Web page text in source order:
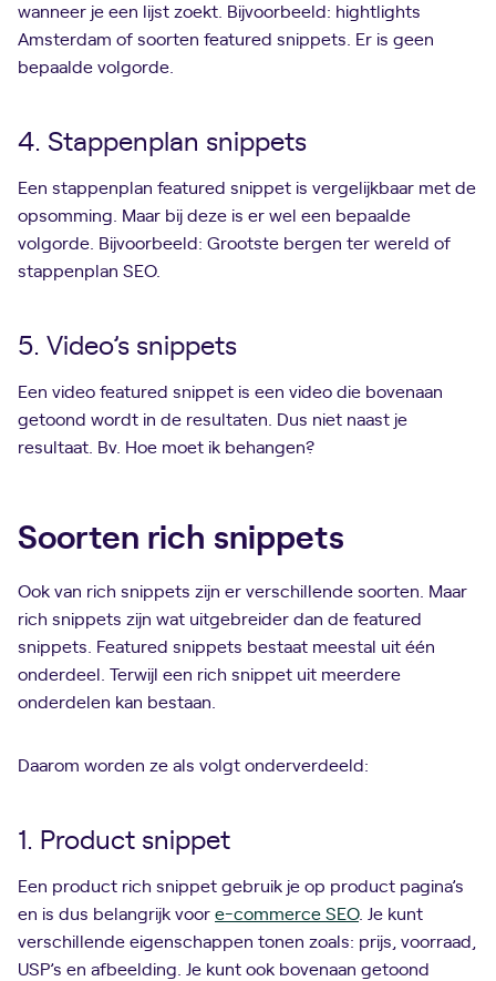
wanneer je een lijst zoekt. Bijvoorbeeld: hightlights
Amsterdam of soorten featured snippets. Er is geen
bepaalde volgorde.
4. Stappenplan snippets
Een stappenplan featured snippet is vergelijkbaar met de
opsomming. Maar bij deze is er wel een bepaalde
volgorde. Bijvoorbeeld: Grootste bergen ter wereld of
stappenplan SEO.
5. Video’s snippets
Een video featured snippet is een video die bovenaan
getoond wordt in de resultaten. Dus niet naast je
resultaat. Bv. Hoe moet ik behangen?
Soorten rich snippets
Ook van rich snippets zijn er verschillende soorten. Maar
rich snippets zijn wat uitgebreider dan de featured
snippets. Featured snippets bestaat meestal uit één
onderdeel. Terwijl een rich snippet uit meerdere
onderdelen kan bestaan.
Daarom worden ze als volgt onderverdeeld:
1. Product snippet
Een product rich snippet gebruik je op product pagina’s
en is dus belangrijk voore-commerce SEO. Je kunt
verschillende eigenschappen tonen zoals: prijs, voorraad,
USP’s en afbeelding. Je kunt ook bovenaan getoond